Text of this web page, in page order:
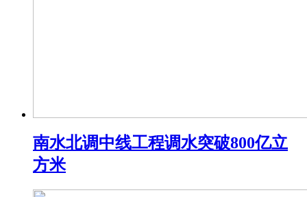
南水北调中线工程调水突破800亿立
方米